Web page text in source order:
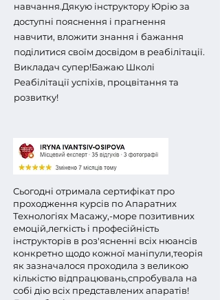
навчання.Дякую інструктору Юрію за
доступні пояснення і прагнення
навчити, вложити знання і бажання
поділитися своїм досвідом в реабілітації.
Викладач супер!Бажаю Школі
Реабілітації успіхів, процвітання та
розвитку!
Сьогодні отримала сертифікат про
проходження курсів по Апаратних
Технологіях Масажу,-море позитивних
емоцій,легкість і професійність
інструкторів в роз'ясненні всіх нюансів
конкретно щодо кожної маніпули,теорія
як зазначалося проходила з великою
кількістю відпрацювань,спробувала на
собі дію всіх представлених апаратів!